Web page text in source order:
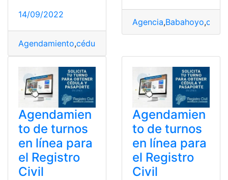
14/09/2022
Agendamiento,cédula de identidad
Agencia,Babahoyo,
Agendamien
to de turnos
en línea para
el Registro
Civil
Agendamien
to de turnos
en línea para
el Registro
Civil